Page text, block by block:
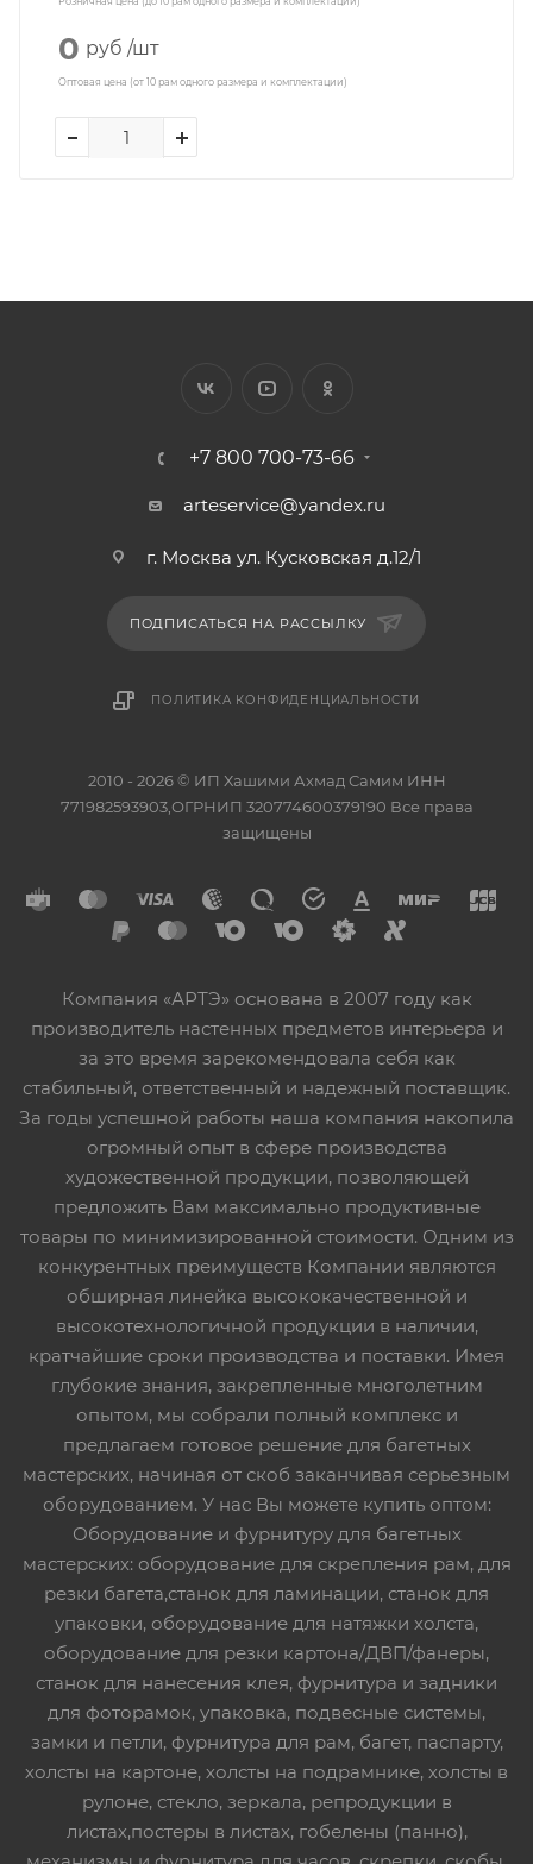
0 руб /шт
Оптовая цена (от 10 рам одного размера и комплектации)
+7 800 700-73-66
arteservice@yandex.ru
г. Москва ул. Кусковская д.12/1
ПОДПИСАТЬСЯ НА РАССЫЛКУ
ПОЛИТИКА КОНФИДЕНЦИАЛЬНОСТИ
2010 - 2026 © ИП Хашими Ахмад Самим ИНН
771982593903,ОГРНИП 320774600379190 Все права
защищены
Компания «АРТЭ» основана в 2007 году как
производитель настенных предметов интерьера и
за это время зарекомендовала себя как
стабильный, ответственный и надежный поставщик.
За годы успешной работы наша компания накопила
огромный опыт в сфере производства
художественной продукции, позволяющей
предложить Вам максимально продуктивные
товары по минимизированной стоимости. Одним из
конкурентных преимуществ Компании являются
обширная линейка высококачественной и
высокотехнологичной продукции в наличии,
кратчайшие сроки производства и поставки. Имея
глубокие знания, закрепленные многолетним
опытом, мы собрали полный комплекс и
предлагаем готовое решение для багетных
мастерских, начиная от скоб заканчивая серьезным
оборудованием. У нас Вы можете купить оптом:
Оборудование и фурнитуру для багетных
мастерских: оборудование для скрепления рам, для
резки багета,станок для ламинации, станок для
упаковки, оборудование для натяжки холста,
оборудование для резки картона/ДВП/фанеры,
станок для нанесения клея, фурнитура и задники
для фоторамок, упаковка, подвесные системы,
замки и петли, фурнитура для рам, багет, паспарту,
холсты на картоне, холсты на подрамнике, холсты в
рулоне, стекло, зеркала, репродукции в
листах,постеры в листах, гобелены (панно),